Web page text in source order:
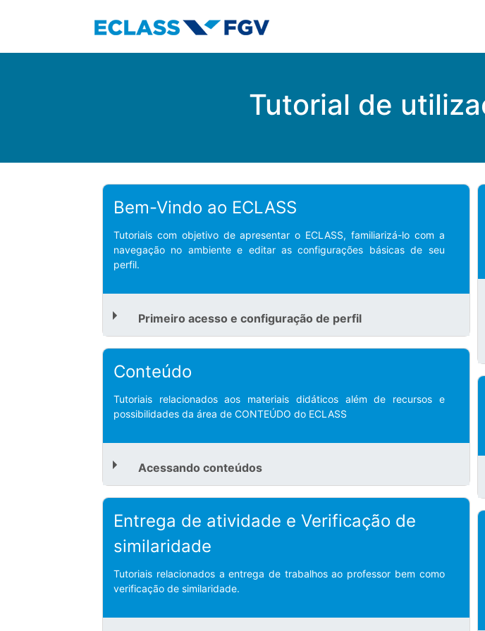
Tutorial de
Bem-Vindo ao ECLASS
Tutoriais com objetivo de apresentar o ECLASS, familiarizá-lo com a
navegação no ambiente e editar as configurações básicas de seu
perfil.
Primeiro acesso e configuração de perfil
Conteúdo
Tutoriais relacionados aos materiais didáticos além de recursos e
possibilidades da área de CONTEÚDO do ECLASS
Acessando conteúdos
Entrega de atividade e Verificação de
similaridade
Tutoriais relacionados a entrega de trabalhos ao professor bem como
verificação de similaridade.